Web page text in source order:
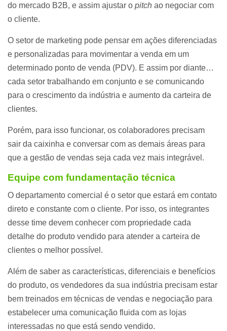
do mercado B2B, e assim ajustar o pitch ao negociar com
o cliente.
O setor de marketing pode pensar em ações diferenciadas
e personalizadas para movimentar a venda em um
determinado ponto de venda (PDV). E assim por diante…
cada setor trabalhando em conjunto e se comunicando
para o crescimento da indústria e aumento da carteira de
clientes.
Porém, para isso funcionar, os colaboradores precisam
sair da caixinha e conversar com as demais áreas para
que a gestão de vendas seja cada vez mais integrável.
Equipe com fundamentação técnica
O departamento comercial é o setor que estará em contato
direto e constante com o cliente. Por isso, os integrantes
desse time devem conhecer com propriedade cada
detalhe do produto vendido para atender a carteira de
clientes o melhor possível.
Além de saber as características, diferenciais e benefícios
do produto, os vendedores da sua indústria precisam estar
bem treinados em técnicas de vendas e negociação para
estabelecer uma comunicação fluida com as lojas
interessadas no que está sendo vendido.